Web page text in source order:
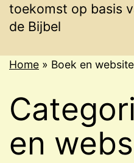
toekomst op basis
de Bijbel
Home » Boek en website
en